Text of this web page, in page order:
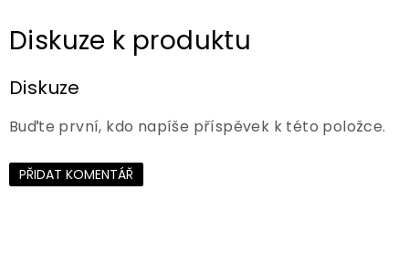
Diskuze
Buďte první, kdo napíše příspěvek k této položce.
PŘIDAT KOMENTÁŘ